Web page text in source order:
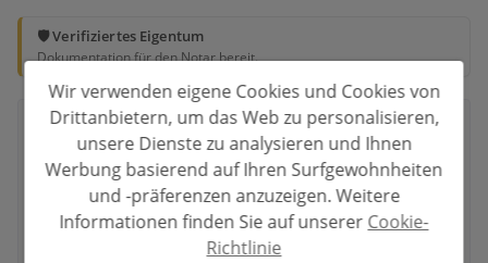
🛡️ Verifiziertes Eigentum
Dokumentation für den Notar bereit.
Ihr vollständiger Name *
Wir verwenden eigene Cookies und Cookies von
Drittanbietern, um das Web zu personalisieren,
unsere Dienste zu analysieren und Ihnen
Werbung basierend auf Ihren Surfgewohnheiten
und -präferenzen anzuzeigen. Weitere
Informationen finden Sie auf unserer Cookie-
Richtlinie